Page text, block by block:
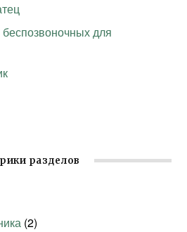
для
разделов
(2)